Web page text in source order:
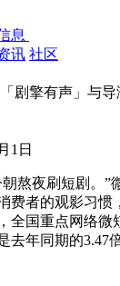
息
讯 社区
剧擎有声」与
1日
熬夜刷短剧。”
费者的观影习惯
全国重点网络微
去年同期的3.47倍